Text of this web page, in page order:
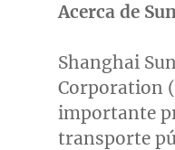
Acerca de
Shanghai
Corporation
importante
transporte